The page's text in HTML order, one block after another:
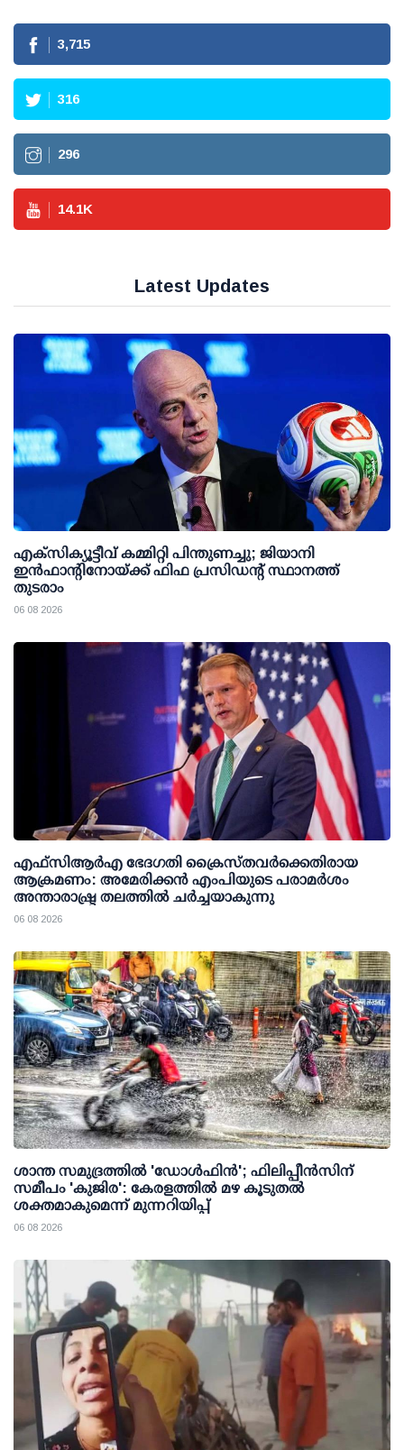
3,715
316
296
14.1K
Latest Updates
എക്സിക്യൂട്ടീവ് കമ്മിറ്റി പിന്തുണച്ചു; ജിയാനി
ഇന്‍ഫാന്റിനോയ്ക്ക് ഫിഫ പ്രസിഡന്റ് സ്ഥാനത്ത്
തുടരാം
06 08 2026
എഫ്‌സി‌ആര്‍‌എ ഭേദഗതി ക്രൈസ്തവർക്കെതിരായ
ആക്രമണം: അമേരിക്കൻ എംപിയുടെ പരാമർശം
അന്താരാഷ്ട്ര തലത്തിൽ ചർച്ചയാകുന്നു
06 08 2026
ശാന്ത സമുദ്രത്തില്‍ 'ഡോള്‍ഫിന്‍'; ഫിലിപ്പീന്‍സിന്
സമീപം 'കുജിര': കേരളത്തില്‍ മഴ കൂടുതല്‍
ശക്തമാകുമെന്ന് മുന്നറിയിപ്പ്
06 08 2026